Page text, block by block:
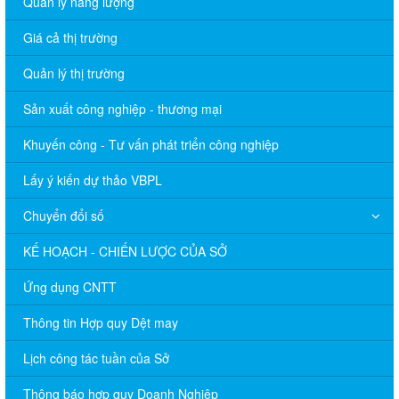
Giá cả thị trường
Quản lý thị trường
Sản xuất công nghiệp - thương mại
Khuyến công - Tư vấn phát triển công nghiệp
Lấy ý kiến dự thảo VBPL
Chuyển đổi số
KẾ HOẠCH - CHIẾN LƯỢC CỦA SỞ
Ứng dụng CNTT
Thông tin Hợp quy Dệt may
Lịch công tác tuần của Sở
Thông báo hợp quy Doanh Nghiệp